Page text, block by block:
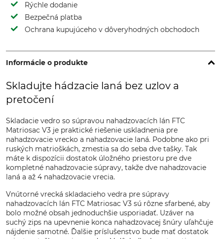
Rýchle dodanie
Bezpečná platba
Ochrana kupujúceho v dôveryhodných obchodoch
Informácie o produkte
Skladujte hádzacie laná bez uzlov a
pretočení
Skladacie vedro so súpravou nahadzovacích lán FTC
Matriosac V3 je praktické riešenie uskladnenia pre
nahadzovacie vrecko a nahadzovacie laná. Podobne ako pri
ruských matrioškách, zmestia sa do seba dve tašky. Tak
máte k dispozícii dostatok úložného priestoru pre dve
kompletné nahadzovacie súpravy, takže dve nahadzovacie
laná a až 4 nahadzovacie vrecia.
Vnútorné vrecká skladacieho vedra pre súpravy
nahadzovacích lán FTC Matriosac V3 sú rôzne sfarbené, aby
bolo možné obsah jednoduchšie usporiadať. Uzáver na
suchý zips na upevnenie konca nahadzovacej šnúry uľahčuje
nájdenie samotné. Ďalšie príslušenstvo bude mať dostatok